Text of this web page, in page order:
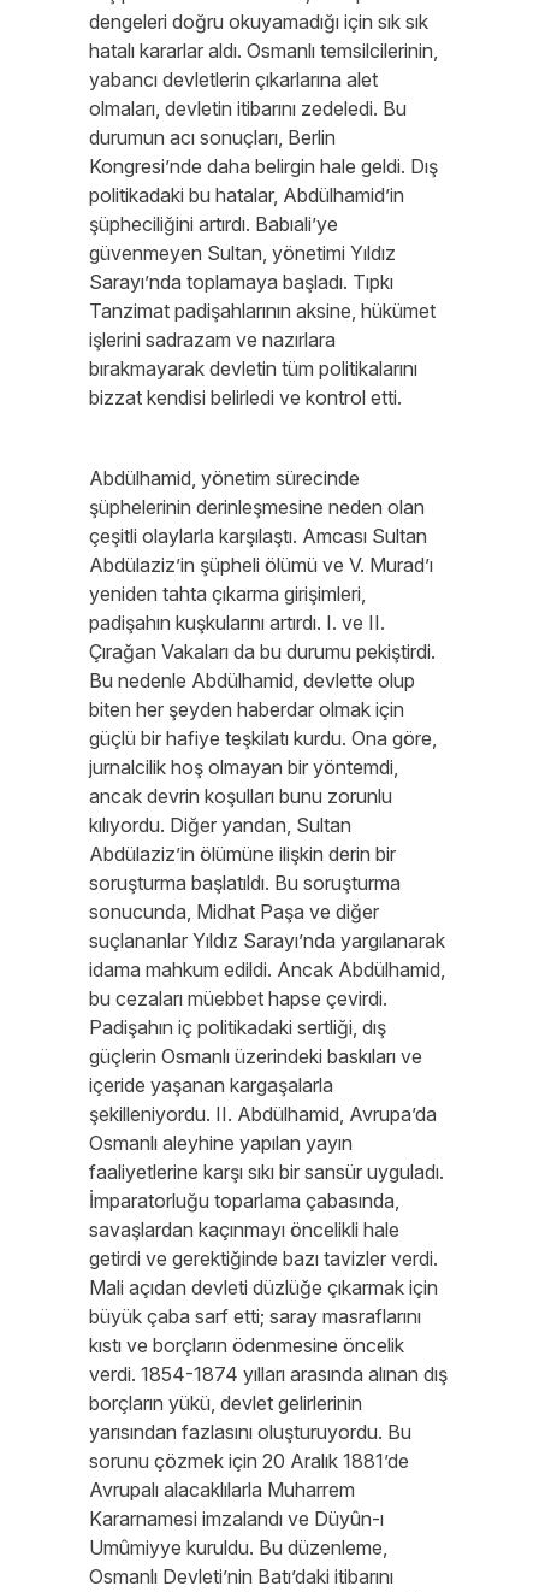
dengeleri doğru okuyamadığı için sık sık
hatalı kararlar aldı. Osmanlı temsilcilerinin,
yabancı devletlerin çıkarlarına alet
olmaları, devletin itibarını zedeledi. Bu
durumun acı sonuçları, Berlin
Kongresi’nde daha belirgin hale geldi. Dış
politikadaki bu hatalar, Abdülhamid’in
şüpheciliğini artırdı. Babıali’ye
güvenmeyen Sultan, yönetimi Yıldız
Sarayı’nda toplamaya başladı. Tıpkı
Tanzimat padişahlarının aksine, hükümet
işlerini sadrazam ve nazırlara
bırakmayarak devletin tüm politikalarını
bizzat kendisi belirledi ve kontrol etti.
Abdülhamid, yönetim sürecinde
şüphelerinin derinleşmesine neden olan
çeşitli olaylarla karşılaştı. Amcası Sultan
Abdülaziz’in şüpheli ölümü ve V. Murad’ı
yeniden tahta çıkarma girişimleri,
padişahın kuşkularını artırdı. I. ve II.
Çırağan Vakaları da bu durumu pekiştirdi.
Bu nedenle Abdülhamid, devlette olup
biten her şeyden haberdar olmak için
güçlü bir hafiye teşkilatı kurdu. Ona göre,
jurnalcilik hoş olmayan bir yöntemdi,
ancak devrin koşulları bunu zorunlu
kılıyordu. Diğer yandan, Sultan
Abdülaziz’in ölümüne ilişkin derin bir
soruşturma başlatıldı. Bu soruşturma
sonucunda, Midhat Paşa ve diğer
suçlananlar Yıldız Sarayı’nda yargılanarak
idama mahkum edildi. Ancak Abdülhamid,
bu cezaları müebbet hapse çevirdi.
Padişahın iç politikadaki sertliği, dış
güçlerin Osmanlı üzerindeki baskıları ve
içeride yaşanan kargaşalarla
şekilleniyordu. II. Abdülhamid, Avrupa’da
Osmanlı aleyhine yapılan yayın
faaliyetlerine karşı sıkı bir sansür uyguladı.
İmparatorluğu toparlama çabasında,
savaşlardan kaçınmayı öncelikli hale
getirdi ve gerektiğinde bazı tavizler verdi.
Mali açıdan devleti düzlüğe çıkarmak için
büyük çaba sarf etti; saray masraflarını
kıstı ve borçların ödenmesine öncelik
verdi. 1854-1874 yılları arasında alınan dış
borçların yükü, devlet gelirlerinin
yarısından fazlasını oluşturuyordu. Bu
sorunu çözmek için 20 Aralık 1881’de
Avrupalı alacaklılarla Muharrem
Kararnamesi imzalandı ve Düyûn-ı
Umûmiyye kuruldu. Bu düzenleme,
Osmanlı Devleti’nin Batı’daki itibarını